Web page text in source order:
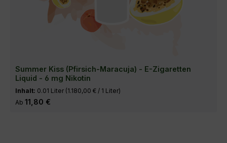
Summer Kiss (Pfirsich-Maracuja) - E-Zigaretten
Liquid - 6 mg Nikotin
Inhalt: 0.01 Liter (1.180,00 € / 1 Liter)
Regulärer Preis:
Ab11,80 €